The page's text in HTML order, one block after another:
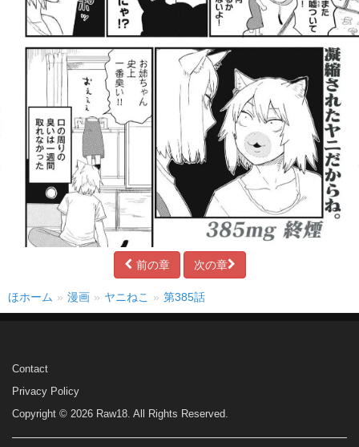
前の章 次の章
ほホーム 漫画 ヤニねこ 第385話
Contact
Privacy Policy
Copyright © 2026 Raw18. All Rights Reserved.